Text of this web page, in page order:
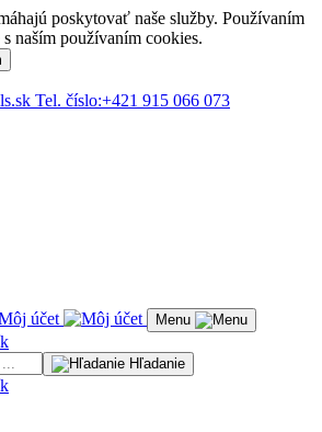
poskytovať naše služby. Používaním
naším používaním cookies.
Tel. číslo:+421 915 066 073
účet Menu
Hľadanie